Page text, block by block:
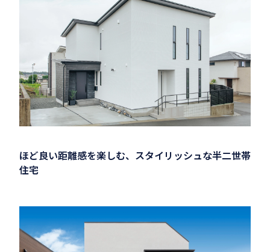
ほど良い距離感を楽しむ、スタイリッシュな半二世帯
住宅